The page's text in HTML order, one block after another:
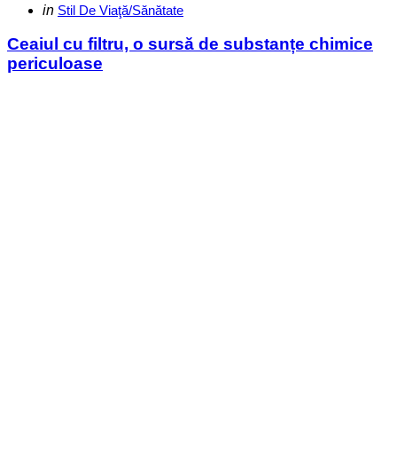
Categories
Posted
in Stil De Viaţă/Sănătate
Ceaiul cu filtru, o sursă de substanțe chimice
periculoase